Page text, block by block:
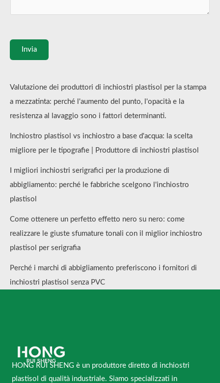
Invia
Valutazione dei produttori di inchiostri plastisol per la stampa
a mezzatinta: perché l'aumento del punto, l'opacità e la
resistenza al lavaggio sono i fattori determinanti.
Inchiostro plastisol vs inchiostro a base d'acqua: la scelta
migliore per le tipografie | Produttore di inchiostri plastisol
I migliori inchiostri serigrafici per la produzione di
abbigliamento: perché le fabbriche scelgono l'inchiostro
plastisol
Come ottenere un perfetto effetto nero su nero: come
realizzare le giuste sfumature tonali con il miglior inchiostro
plastisol per serigrafia
Perché i marchi di abbigliamento preferiscono i fornitori di
inchiostri plastisol senza PVC
HONG RUI SHENG è un produttore diretto di inchiostri
plastisol di qualità industriale. Siamo specializzati in